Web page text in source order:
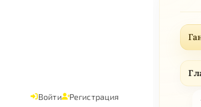
Войти Регистрация